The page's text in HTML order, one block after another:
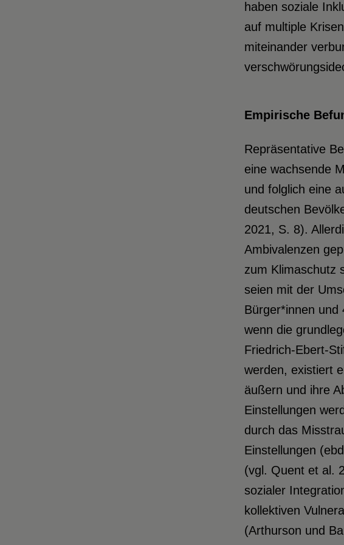
haben soziale
auf multiple
miteinander
Empirische
Repräsentative
eine wachsende
und folglich eine
deutschen
2021, S. 8).
Ambivalenzen
zum Klimaschutz
seien mit der
Bürger*innen und
wenn die
Friedrich-Ebert-
werden, existiert
äußern und ihre
Einstellungen
durch das
Einstellungen
(vgl. Quent et al.
sozialer
kollektiven
(Arthurson und